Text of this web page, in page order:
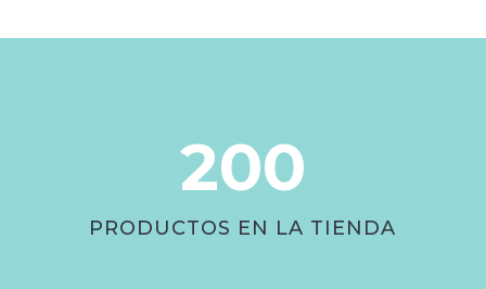
200
PRODUCTOS EN LA TIENDA